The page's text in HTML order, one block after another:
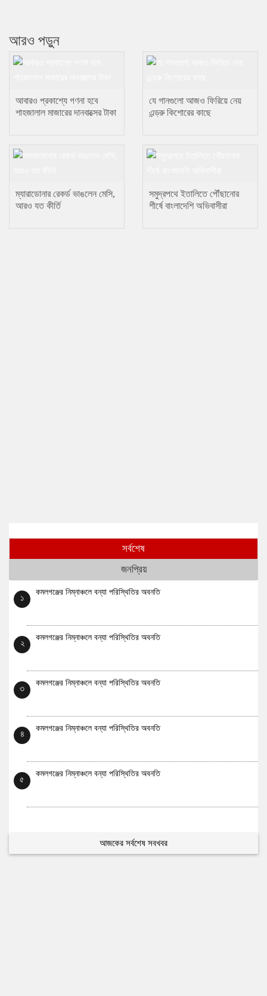
আরও পড়ুন
আবারও প্রকাশ্যে গণনা হবে
শাহজালাল মাজারের দানবাক্সের টাকা
যে গানগুলো আজও ফিরিয়ে নেয়
এন্ড্রু কিশোরের কাছে
ম্যারাডোনার রেকর্ড ভাঙলেন মেসি,
আরও যত কীর্তি
সমুদ্রপথে ইতালিতে পৌঁছানোর
শীর্ষে বাংলাদেশি অভিবাসীরা
সর্বশেষ
জনপ্রিয়
১
কমলগঞ্জের নিম্নাঞ্চলে বন্যা পরিস্থিতির অবনতি
২
কমলগঞ্জের নিম্নাঞ্চলে বন্যা পরিস্থিতির অবনতি
৩
কমলগঞ্জের নিম্নাঞ্চলে বন্যা পরিস্থিতির অবনতি
৪
কমলগঞ্জের নিম্নাঞ্চলে বন্যা পরিস্থিতির অবনতি
৫
কমলগঞ্জের নিম্নাঞ্চলে বন্যা পরিস্থিতির অবনতি
আজকের সর্বশেষ সবখবর